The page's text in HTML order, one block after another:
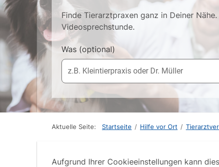
Finde Tierarztpraxen ganz in Deiner
Videosprechstunde.
Was (optional)
Aktuelle Seite: Startseite / Hilfe vor Ort /
Aufgrund Ihrer Cookieeinstellungen kann